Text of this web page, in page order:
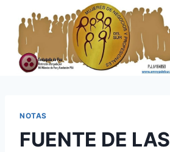
contenido
NOTAS
FUENTE DE LAS